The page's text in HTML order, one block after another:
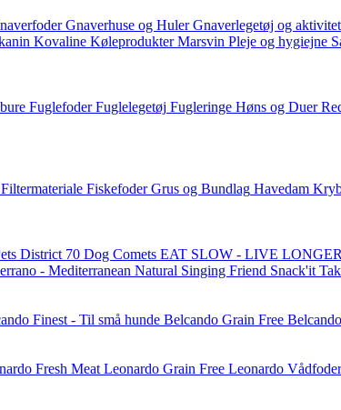
Gnaverhuse og Huler Gnaverlegetøj og aktivitet
Kovaline Køleprodukter Marsvin Pleje og hygiejne
Fuglefoder Fuglelegetøj Fugleringe Høns og Duer
Filtermateriale Fiskefoder Grus og Bundlag Havedam
District 70 Dog Comets EAT SLOW - LIVE LONGER
- Mediterranean Natural Singing Friend Snack'it
Finest - Til små hunde Belcando Grain Free
Fresh Meat Leonardo Grain Free Leonardo Vådfoder